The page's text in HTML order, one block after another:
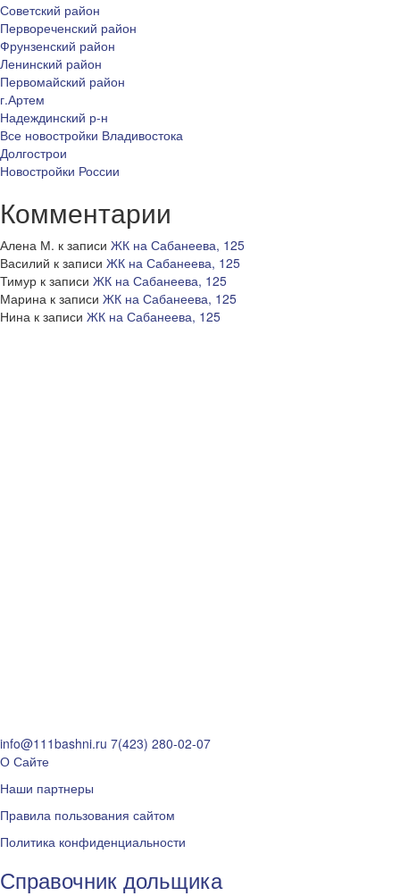
Советский район
Первореченский район
Фрунзенский район
Ленинский район
Первомайский район
г.Артем
Надеждинский р-н
Все новостройки Владивостока
Долгострои
Новостройки России
Комментарии
Алена М. к записи ЖК на Сабанеева, 125
Василий к записи ЖК на Сабанеева, 125
Тимур к записи ЖК на Сабанеева, 125
Марина к записи ЖК на Сабанеева, 125
Нина к записи ЖК на Сабанеева, 125
info@111bashni.ru 7(423) 280-02-07
О Сайте
Наши партнеры
Правила пользования сайтом
Политика конфиденциальности
Справочник дольщика